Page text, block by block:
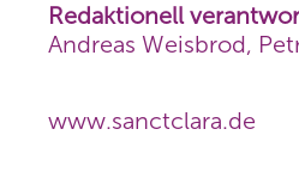
Redaktionell
Andreas Weisbrod,
www.sanctclara.de